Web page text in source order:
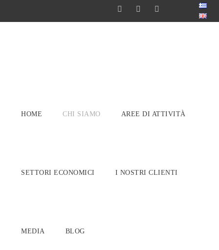
HOME CHI SIAMO AREE DI ATTIVITÀ
SETTORI ECONOMICI I NOSTRI CLIENTI
MEDIA BLOG